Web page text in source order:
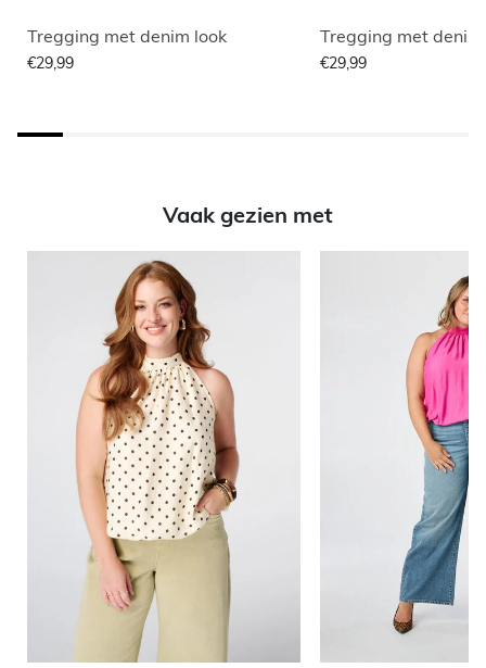
Tregging met denim look
€29,99
Tregging met denim
€29,99
Vaak gezien met